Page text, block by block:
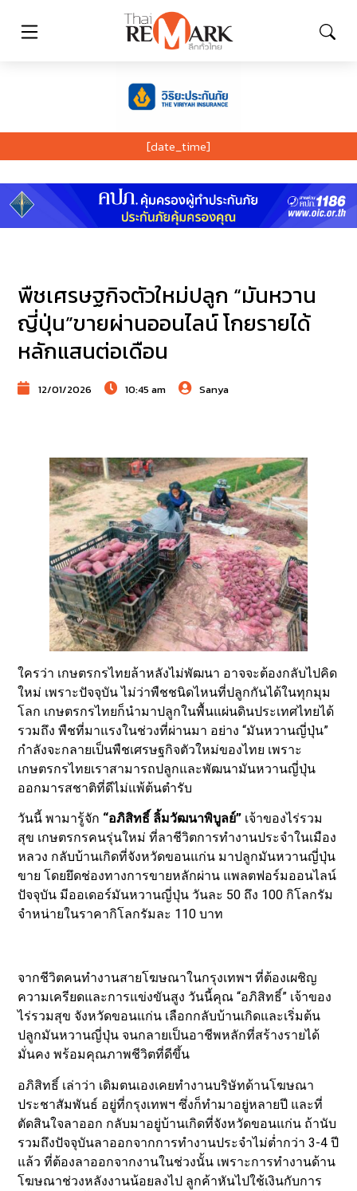
[date_time]
พืชเศรษฐกิจตัวใหม่ปลูก “มันหวาน
ญี่ปุ่น”ขายผ่านออนไลน์ โกยรายได้
หลักแสนต่อเดือน
12/01/2026 10:45 am Sanya
ใครว่า เกษตรกรไทยล้าหลังไม่พัฒนา อาจจะต้องกลับไปคิด
ใหม่ เพราะปัจจุบัน ไม่ว่าพืชชนิดไหนที่ปลูกกันได้ในทุกมุม
โลก เกษตรกรไทยก็นำมาปลูกในพื้นแผ่นดินประเทศไทยได้
รวมถึง พืชที่มาแรงในช่วงที่ผ่านมา อย่าง “มันหวานญี่ปุ่น”
กำลังจะกลายเป็นพืชเศรษฐกิจตัวใหม่ของไทย เพราะ
เกษตรกรไทยเราสามารถปลูกและพัฒนามันหวานญี่ปุ่น
ออกมารสชาติที่ดีไม่แพ้ต้นตำรับ
วันนี้ พามารู้จัก “อภิสิทธิ์ ลิ้มวัฒนาพิบูลย์” เจ้าของไร่รวม
สุข เกษตรกรคนรุ่นใหม่ ที่ลาชีวิตการทำงานประจำในเมือง
หลวง กลับบ้านเกิดที่จังหวัดขอนแก่น มาปลูกมันหวานญี่ปุ่น
ขาย โดยยึดช่องทางการขายหลักผ่าน แพลตฟอร์มออนไลน์
ปัจจุบัน มีออเดอร์มันหวานญี่ปุ่น วันละ 50 ถึง 100 กิโลกรัม
จำหน่ายในราคากิโลกรัมละ 110 บาท
จากชีวิตคนทำงานสายโฆษณาในกรุงเทพฯ ที่ต้องเผชิญ
ความเครียดและการแข่งขันสูง วันนี้คุณ “อภิสิทธิ์” เจ้าของ
ไร่รวมสุข จังหวัดขอนแก่น เลือกกลับบ้านเกิดและเริ่มต้น
ปลูกมันหวานญี่ปุ่น จนกลายเป็นอาชีพหลักที่สร้างรายได้
มั่นคง พร้อมคุณภาพชีวิตที่ดีขึ้น
อภิสิทธิ์ เล่าว่า เดิมตนเองเคยทำงานบริษัทด้านโฆษณา
ประชาสัมพันธ์ อยู่ที่กรุงเทพฯ ซึ่งก็ทำมาอยู่หลายปี และที่
ตัดสินใจลาออก กลับมาอยู่บ้านเกิดที่จังหวัดขอนแก่น ถ้านับ
รวมถึงปัจจุบันลาออกจากการทำงานประจำไม่ต่ำกว่า 3-4 ปี
แล้ว ที่ต้องลาออกจากงานในช่วงนั้น เพราะการทำงานด้าน
โฆษณาช่วงหลังงานน้อยลงไป ลูกค้าหันไปใช้เงินกับการ